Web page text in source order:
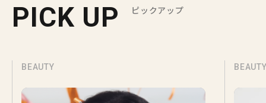
PICK UP ピックアップ
BEAUTY